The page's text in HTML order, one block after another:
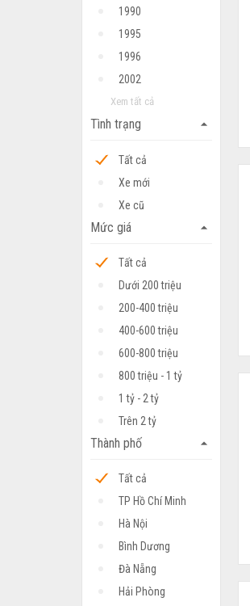
1990
1995
1996
2002
Xem tất cả
arrow_drop_up
Tình trạng
Tất cả
Xe mới
Xe cũ
arrow_drop_up
Mức giá
Tất cả
Dưới 200 triệu
200-400 triệu
400-600 triệu
600-800 triệu
800 triệu - 1 tỷ
1 tỷ - 2 tỷ
Trên 2 tỷ
arrow_drop_up
Thành phố
Tất cả
TP Hồ Chí Minh
Hà Nội
Bình Dương
Đà Nẵng
Hải Phòng